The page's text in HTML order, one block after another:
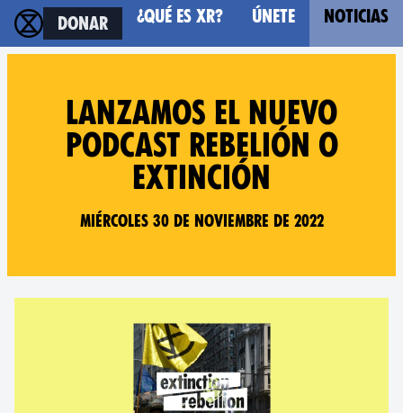
Donar ¿Qué es XR? Únete Noticias
Lanzamos el nuevo
podcast Rebelión o
Extinción
Miércoles 30 de Noviembre de 2022